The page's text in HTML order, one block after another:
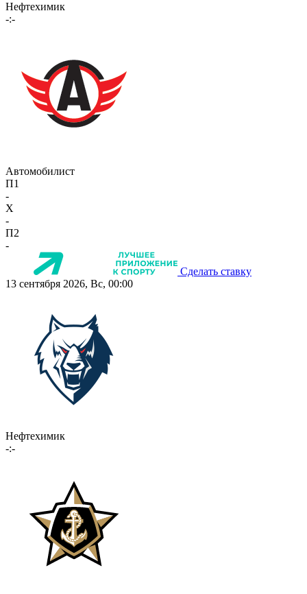
Нефтехимик
-:-
Автомобилист
П1
-
X
-
П2
-
Сделать ставку
13 сентября 2026, Вс, 00:00
Нефтехимик
-:-